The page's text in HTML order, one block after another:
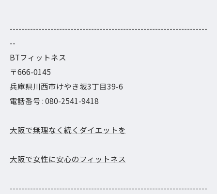
--------------------------------------------------------------------
--
BTフィットネス
〒666-0145
兵庫県川西市けやき坂3丁目39-6
電話番号 : 080-2541-9418
大阪で無理なく続くダイエットを
大阪で女性に安心のフィットネス
--------------------------------------------------------------------